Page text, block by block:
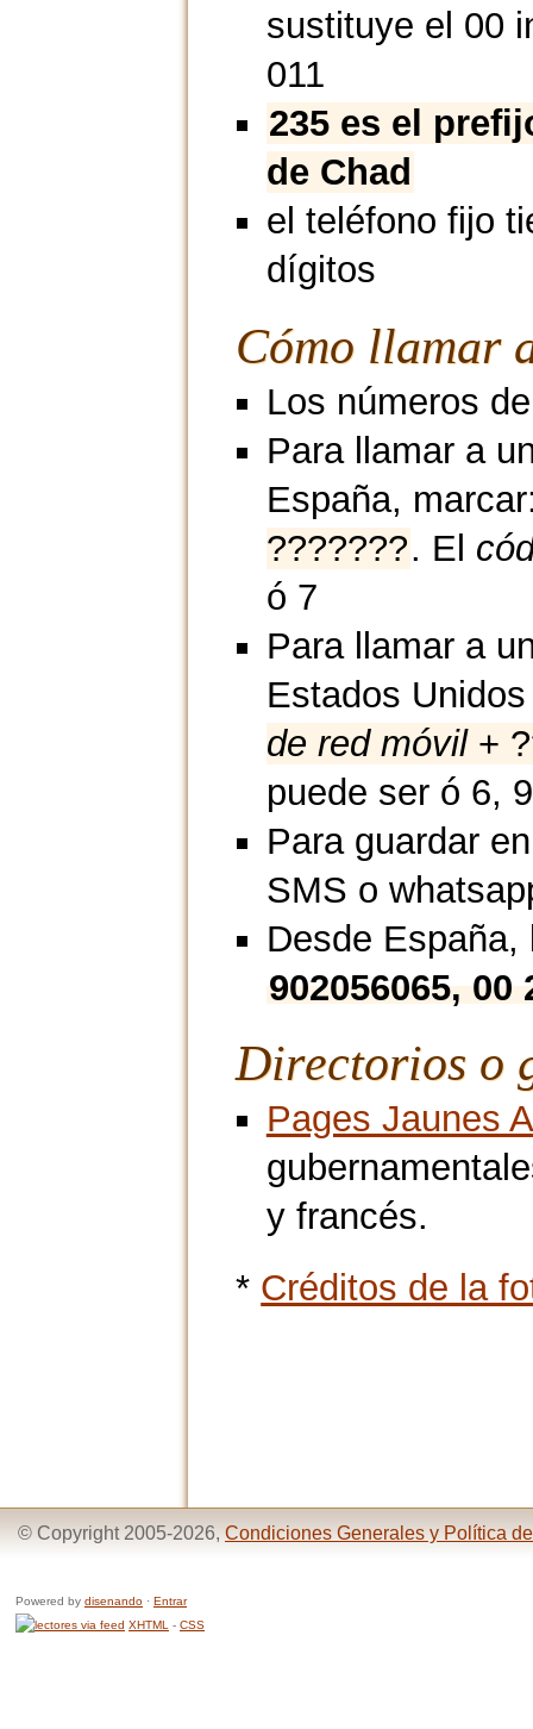
sustituye el 00
011
235 es el
de Chad
el teléfono fijo
dígitos
Cómo llamar
Los números
Para llamar a
España,
???????. El
ó 7
Para llamar a
Estados
de red móvil+
puede ser ó 6,
Para guardar
SMS o
Desde
902056065,
Directorios o
Pages Jaunes
y francés.
* Créditos de la
© Copyright 2005-2026, Condiciones Generales y Política
Powered by disenando · Entrar
XHTML
- CSS